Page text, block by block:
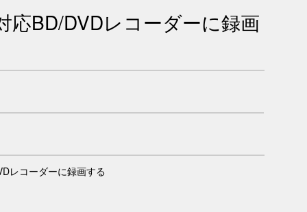
BD/DVDレコーダーに録画
レコーダーに録画する